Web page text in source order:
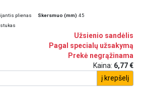
plienas Skersmuo (mm) 45
Užsienio sandėlis
Pagal specialų užsakymą
Prekė negrąžinama
Kaina: 6,77 €
į krepšelį